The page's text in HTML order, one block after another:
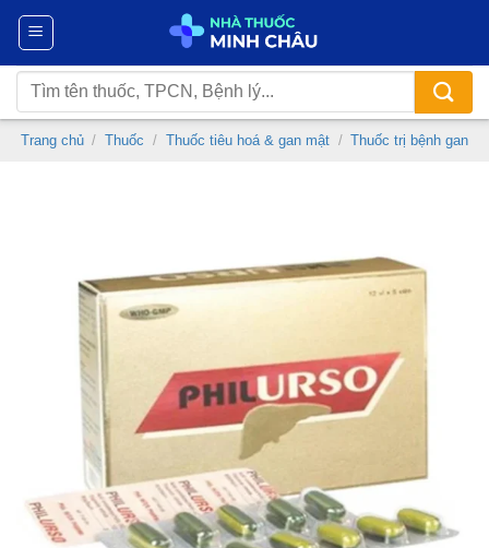
Chuyển
nội
dung
Tìm
kiếm:
Trang chủ / Thuốc / Thuốc tiêu hoá & gan mật / Thuốc trị bệnh gan